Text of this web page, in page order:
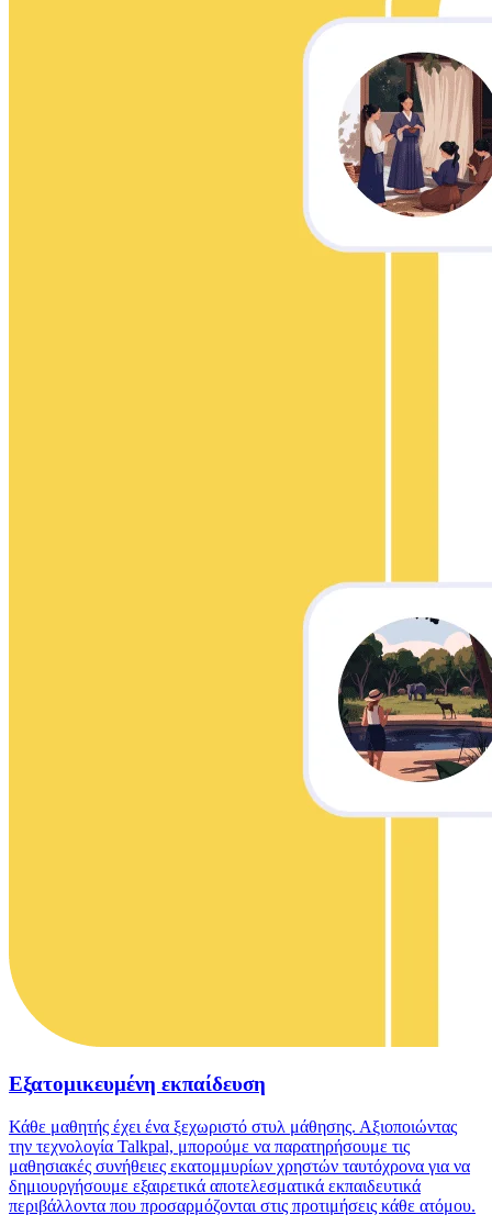
Εξατομικευμένη εκπαίδευση
Κάθε μαθητής έχει ένα ξεχωριστό στυλ μάθησης. Αξιοποιώντας
την τεχνολογία Talkpal, μπορούμε να παρατηρήσουμε τις
μαθησιακές συνήθειες εκατομμυρίων χρηστών ταυτόχρονα για να
δημιουργήσουμε εξαιρετικά αποτελεσματικά εκπαιδευτικά
περιβάλλοντα που προσαρμόζονται στις προτιμήσεις κάθε ατόμου.